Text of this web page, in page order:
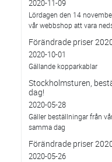
2020-11-09
Lördagen den 14
vår webbshop att vara
Förändrade priser
2020-10-01
Gällande kopparkablar
Stockholmsturen,
dag!
2020-05-28
Gäller beställningar från
samma dag
Förändrade priser
2020-05-26